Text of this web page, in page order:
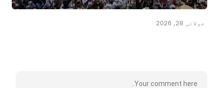
جولائی 28, 2026